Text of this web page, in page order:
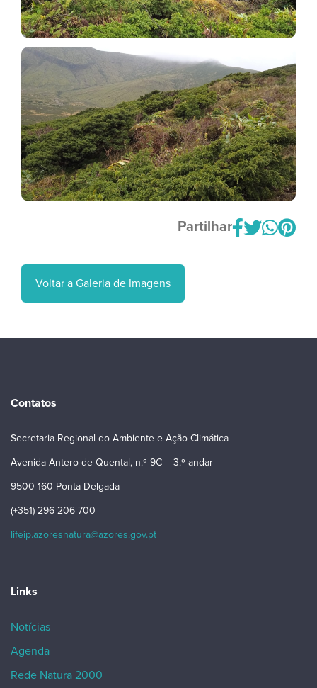
Partilhar
Voltar a Galeria de Imagens
Contatos
Secretaria Regional do Ambiente e Ação Climática
Avenida Antero de Quental, n.º 9C – 3.º andar
9500-160 Ponta Delgada
(+351) 296 206 700
lifeip.azoresnatura@azores.gov.pt
Links
Notícias
Agenda
Rede Natura 2000